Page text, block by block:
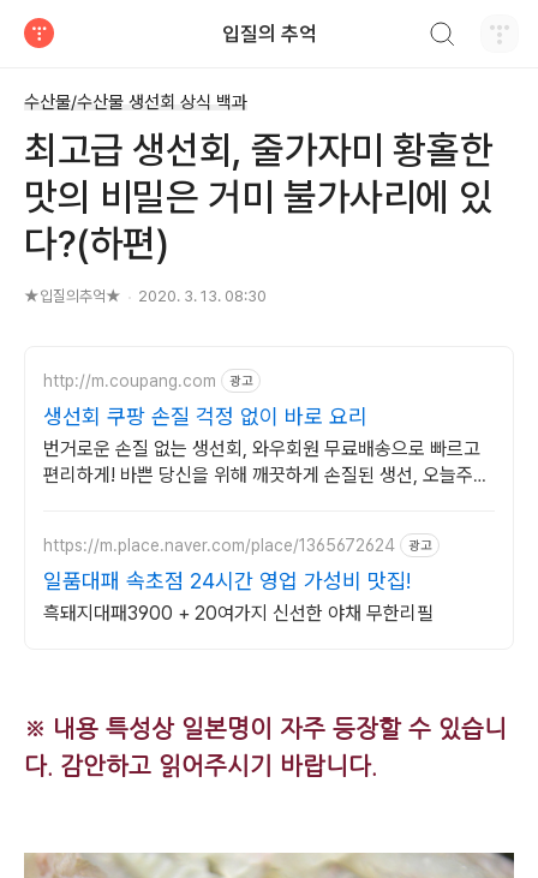
입질의 추억
수산물/수산물 생선회 상식 백과
최고급 생선회, 줄가자미 황홀한
맛의 비밀은 거미 불가사리에 있
다?(하편)
★입질의추억★ 2020. 3. 13. 08:30
http://m.coupang.com 광고
생선회 쿠팡 손질 걱정 없이 바로 요리
번거로운 손질 없는 생선회, 와우회원 무료배송으로 빠르고
편리하게! 바쁜 당신을 위해 깨끗하게 손질된 생선, 오늘주문
https://m.place.naver.com/place/1365672624 광고
일품대패 속초점 24시간 영업 가성비 맛집!
흑돼지대패3900 + 20여가지 신선한 야채 무한리필
※ 내용 특성상 일본명이 자주 등장할 수 있습니
다. 감안하고 읽어주시기 바랍니다.